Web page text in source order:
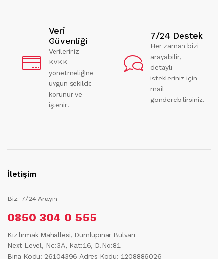
Veri
Güvenliği
Verileriniz
KVKK
yönetmeliğine
uygun şekilde
korunur ve
işlenir.
7/24 Destek
Her zaman bizi
arayabilir,
detaylı
istekleriniz için
mail
gönderebilirsiniz.
İletişim
Bizi 7/24 Arayın
0850 304 0 555
Kızılırmak Mahallesi, Dumlupınar Bulvarı
Next Level, No:3A, Kat:16, D.No:81
Bina Kodu: 26104396 Adres Kodu: 1208886026